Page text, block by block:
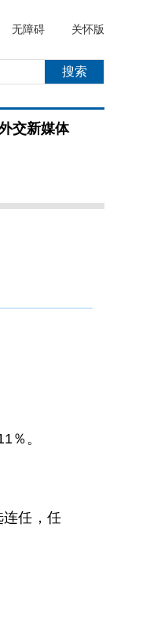
无障碍 关怀版
交新媒体
％。
连任，任